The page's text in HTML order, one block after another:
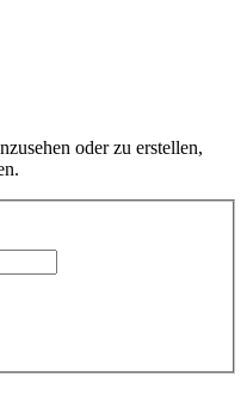
oder zu erstellen,